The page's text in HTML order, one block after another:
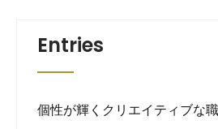
Entries
個性が輝くクリエイティブな